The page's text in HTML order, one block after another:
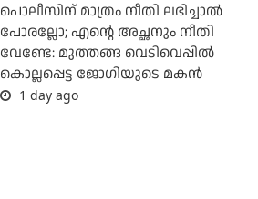
പൊലീസിന് മാത്രം നീതി ലഭിച്ചാല്‍
പോരല്ലോ; എന്റെ അച്ഛനും നീതി
വേണ്ടേ: മുത്തങ്ങ വെടിവെപ്പില്‍
കൊല്ലപ്പെട്ട ജോഗിയുടെ മകന്‍
1 day ago